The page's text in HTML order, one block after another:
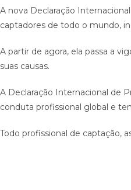
A nova Declaração
captadores de todo o mundo,
A partir de agora, ela passa a
suas causas.
A Declaração Internacional de
conduta profissional global e
Todo profissional de captação,